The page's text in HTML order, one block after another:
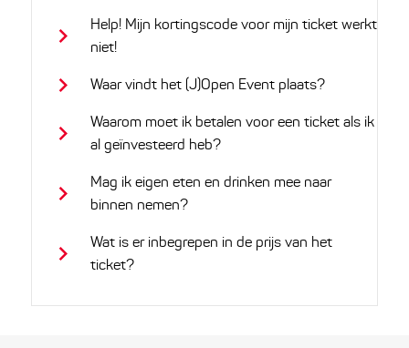
Help! Mijn kortingscode voor mijn ticket werkt
niet!
Waar vindt het (J)Open Event plaats?
Waarom moet ik betalen voor een ticket als ik
al geïnvesteerd heb?
Mag ik eigen eten en drinken mee naar
binnen nemen?
Wat is er inbegrepen in de prijs van het
ticket?